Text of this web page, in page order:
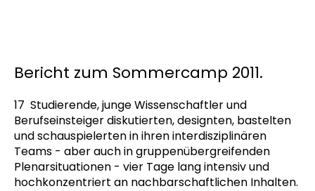
Bericht zum Sommercamp 2011.
17 Studierende, junge Wissenschaftler und
Berufseinsteiger diskutierten, designten, bastelten
und schauspielerten in ihren interdisziplinären
Teams - aber auch in gruppenübergreifenden
Plenarsituationen - vier Tage lang intensiv und
hochkonzentriert an nachbarschaftlichen Inhalten.